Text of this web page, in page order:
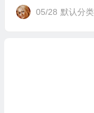
05/28 默认分类